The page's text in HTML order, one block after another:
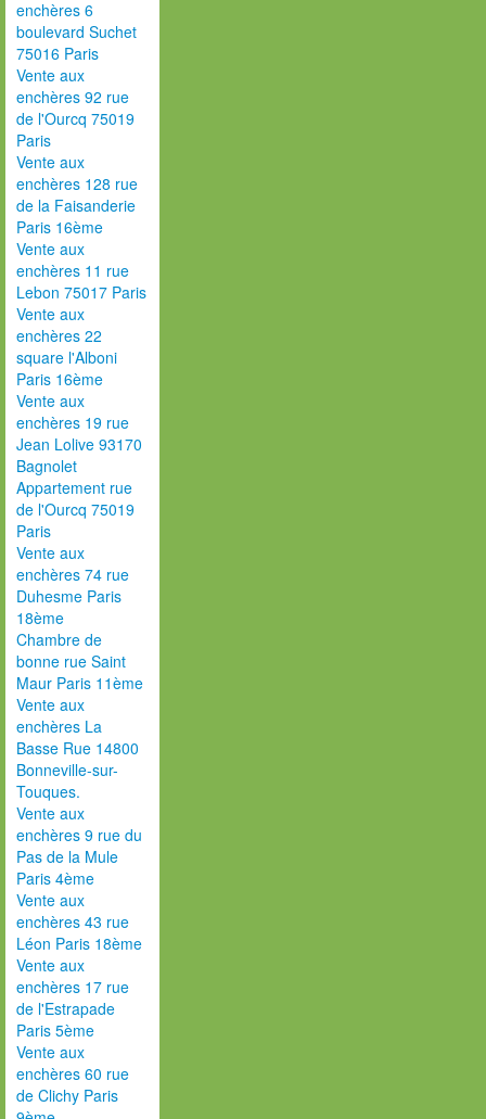
enchères 6
boulevard Suchet
75016 Paris
Vente aux
enchères 92 rue
de l'Ourcq 75019
Paris
Vente aux
enchères 128 rue
de la Faisanderie
Paris 16ème
Vente aux
enchères 11 rue
Lebon 75017 Paris
Vente aux
enchères 22
square l'Alboni
Paris 16ème
Vente aux
enchères 19 rue
Jean Lolive 93170
Bagnolet
Appartement rue
de l'Ourcq 75019
Paris
Vente aux
enchères 74 rue
Duhesme Paris
18ème
Chambre de
bonne rue Saint
Maur Paris 11ème
Vente aux
enchères La
Basse Rue 14800
Bonneville-sur-
Touques.
Vente aux
enchères 9 rue du
Pas de la Mule
Paris 4ème
Vente aux
enchères 43 rue
Léon Paris 18ème
Vente aux
enchères 17 rue
de l'Estrapade
Paris 5ème
Vente aux
enchères 60 rue
de Clichy Paris